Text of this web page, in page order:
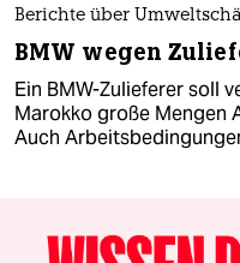
Berichte über
BMW wegen
Ein BMW-Zulieferer soll
Marokko große Mengen
Auch